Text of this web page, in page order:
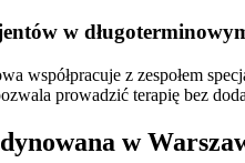
w
współpracuje z zespołem
prowadzić terapię bez
w